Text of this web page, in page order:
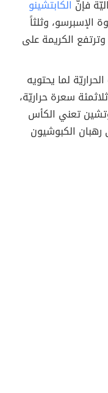
فإنّ الكابتشينو
الإسبرسو، وثلثاً
الكريمة على
لما يحتويه
سعرة حراريّة،
تعني الكأس
رهبان الكبوشيون